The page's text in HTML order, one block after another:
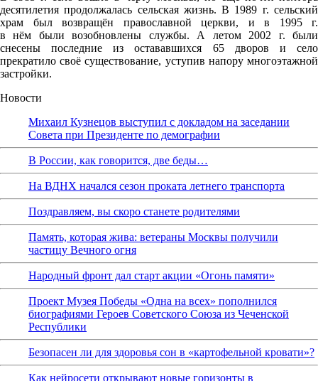
десятилетия продолжалась сельская жизнь. В 1989 г. сельский
храм был возвращён православной церкви, и в 1995 г.
в нём были возобновлены службы. А летом 2002 г. были
снесены последние из остававшихся 65 дворов и село
прекратило своё существование, уступив напору многоэтажной
застройки.
Новости
Михаил Кузнецов выступил с докладом на заседании
Совета при Президенте по демографии
В России, как говорится, две беды…
На ВДНХ начался сезон проката летнего транспорта
Поздравляем, вы скоро станете родителями
Память, которая жива: ветераны Москвы получили
частицу Вечного огня
Народный фронт дал старт акции «Огонь памяти»
Проект Музея Победы «Одна на всех» пополнился
биографиями Героев Советского Союза из Чеченской
Республики
Безопасен ли для здоровья сон в «картофельной кровати»?
Как нейросети открывают новые горизонты в